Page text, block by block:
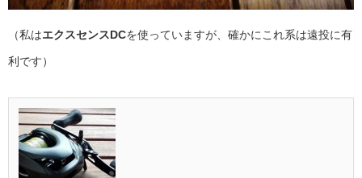
（私はエクスセンスDCを使っていますが、確かにこれ系は遠投に有
利です）